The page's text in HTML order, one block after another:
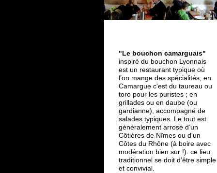
"Le bouchon camarguais"
inspiré du bouchon Lyonnais
est un restaurant typique où
l’on mange des spécialités, en
Camargue c'est du taureau ou
toro pour les puristes ; en
grillades ou en daube (ou
gardianne), accompagné de
salades typiques. Le tout est
généralement arrosé d’un
Côtières de Nîmes ou d'un
Côtes du Rhône (à boire avec
modération bien sur !). ce lieu
traditionnel se doit d’être simple
et convivial.